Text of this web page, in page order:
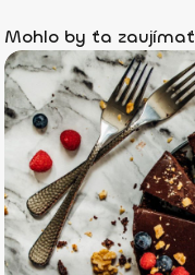
Mohlo by ťa zaujímať